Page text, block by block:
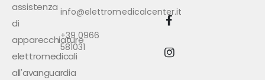
assistenza
di
apparecchiature
elettromedicali
all'avanguardia
info@elettromedicalcenter.it
+39 0966
581031